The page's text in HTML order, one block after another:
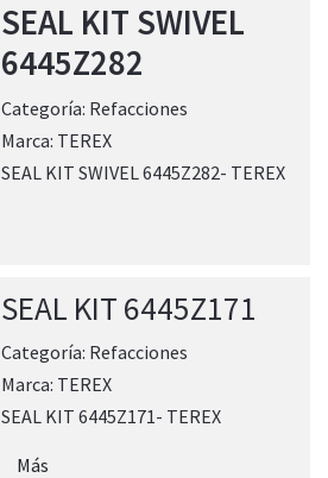
SEAL KIT SWIVEL
6445Z282
Categoría: Refacciones
Marca: TEREX
SEAL KIT SWIVEL 6445Z282- TEREX
SEAL KIT 6445Z171
Categoría: Refacciones
Marca: TEREX
SEAL KIT 6445Z171- TEREX
Más